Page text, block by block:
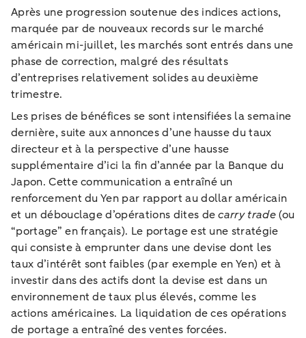
Après une progression soutenue des indices actions,
marquée par de nouveaux records sur le marché
américain mi-juillet, les marchés sont entrés dans une
phase de correction, malgré des résultats
d’entreprises relativement solides au deuxième
trimestre.
Les prises de bénéfices se sont intensifiées la semaine
dernière, suite aux annonces d’une hausse du taux
directeur et à la perspective d’une hausse
supplémentaire d’ici la fin d’année par la Banque du
Japon. Cette communication a entraîné un
renforcement du Yen par rapport au dollar américain
et un débouclage d’opérations dites decarry trade(ou
“portage” en français). Le portage est une stratégie
qui consiste à emprunter dans une devise dont les
taux d’intérêt sont faibles (par exemple en Yen) et à
investir dans des actifs dont la devise est dans un
environnement de taux plus élevés, comme les
actions américaines. La liquidation de ces opérations
de portage a entraîné des ventes forcées.